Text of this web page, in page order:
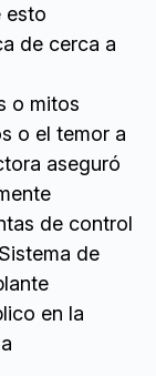
esto
de cerca a
o mitos
o el temor a
aseguró
de control
de
en la